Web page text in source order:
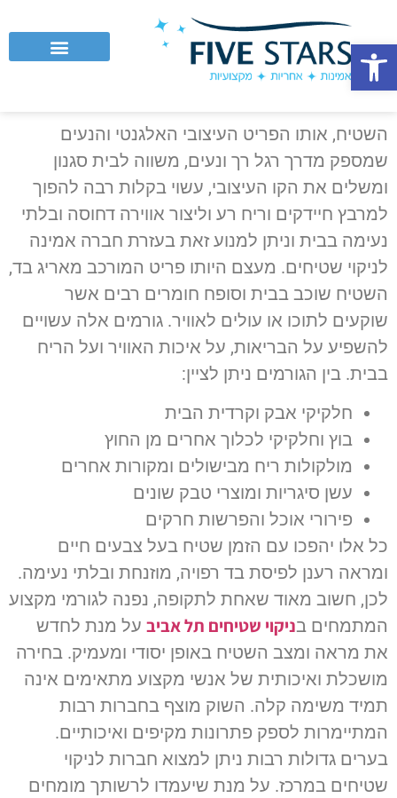
השטיח, אותו הפריט העיצובי האלגנטי והנעים
שמספק מדרך רגל רך ונעים, משווה לבית סגנון
ומשלים את הקו העיצובי, עשוי בקלות רבה להפוך
למרבץ חיידקים וריח רע וליצור אווירה דחוסה ובלתי
נעימה בבית וניתן למנוע זאת בעזרת חברה אמינה
לניקוי שטיחים. מעצם היותו פריט המורכב מאריג בד,
השטיח שוכב בבית וסופח חומרים רבים אשר
שוקעים לתוכו או עולים לאוויר. גורמים אלה עשויים
להשפיע על הבריאות, על איכות האוויר ועל הריח
בבית. בין הגורמים ניתן לציין:
חלקיקי אבק וקרדית הבית
בוץ וחלקיקי לכלוך אחרים מן החוץ
מולקולות ריח מבישולים ומקורות אחרים
עשן סיגריות ומוצרי טבק שונים
פירורי אוכל והפרשות חרקים
כל אלו יהפכו עם הזמן שטיח בעל צבעים חיים
ומראה רענן לפיסת בד רפויה, מוזנחת ובלתי נעימה.
לכן, חשוב מאוד שאחת לתקופה, נפנה לגורמי מקצוע
המתמחים בניקוי שטיחים תל אביב על מנת לחדש
את מראה ומצב השטיח באופן יסודי ומעמיק. בחירה
מושכלת ואיכותית של אנשי מקצוע מתאימים אינה
תמיד משימה קלה. השוק מוצף בחברות רבות
המתיימרות לספק פתרונות מקיפים ואיכותיים.
בערים גדולות רבות ניתן למצוא חברות לניקוי
שטיחים במרכז. על מנת שיעמדו לרשותך מומחים
פתח סרגל נגישות